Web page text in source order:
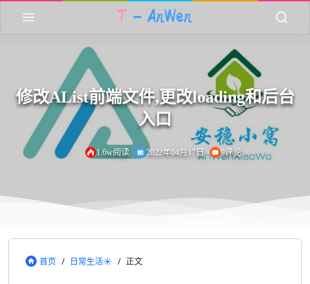
修改AList前端文件,更改loading和后台
入口
1.6w阅读 2022年04月17日 9评论
首页 / 日常生活☀ / 正文